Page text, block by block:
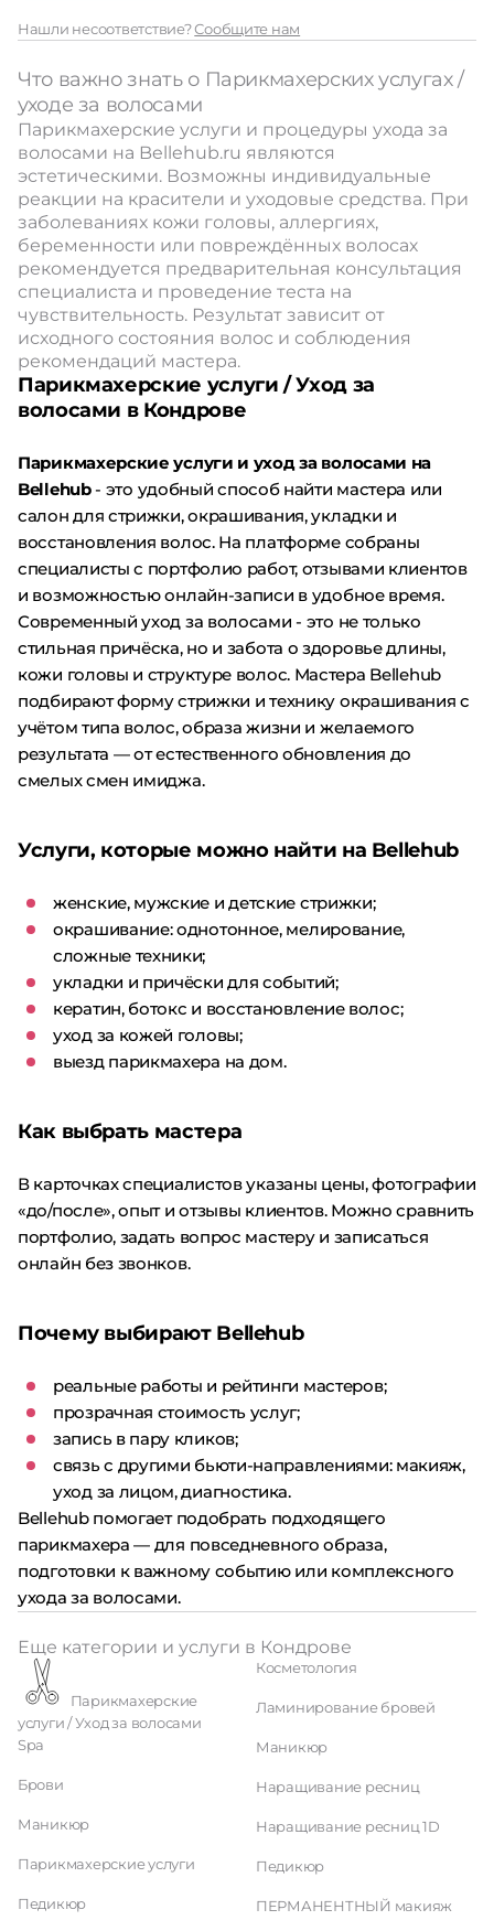
Нашли несоответствие?Сообщите нам
Что важно знать о Парикмахерских услугах /
уходе за волосами
Парикмахерские услуги и процедуры ухода за
волосами на Bellehub.ru являются
эстетическими. Возможны индивидуальные
реакции на красители и уходовые средства. При
заболеваниях кожи головы, аллергиях,
беременности или повреждённых волосах
рекомендуется предварительная консультация
специалиста и проведение теста на
чувствительность. Результат зависит от
исходного состояния волос и соблюдения
рекомендаций мастера.
Парикмахерские услуги / Уход за
волосами в Кондрове
Парикмахерские услуги и уход за волосами на
Bellehub- это удобный способ найти мастера или
салон для стрижки, окрашивания, укладки и
восстановления волос. На платформе собраны
специалисты с портфолио работ, отзывами клиентов
и возможностью онлайн-записи в удобное время.
Современный уход за волосами - это не только
стильная причёска, но и забота о здоровье длины,
кожи головы и структуре волос. Мастера Bellehub
подбирают форму стрижки и технику окрашивания с
учётом типа волос, образа жизни и желаемого
результата — от естественного обновления до
смелых смен имиджа.
Услуги, которые можно найти на Bellehub
женские, мужские и детские стрижки;
окрашивание: однотонное, мелирование,
сложные техники;
укладки и причёски для событий;
кератин, ботокс и восстановление волос;
уход за кожей головы;
выезд парикмахера на дом.
Как выбрать мастера
В карточках специалистов указаны цены, фотографии
«до/после», опыт и отзывы клиентов. Можно сравнить
портфолио, задать вопрос мастеру и записаться
онлайн без звонков.
Почему выбирают Bellehub
реальные работы и рейтинги мастеров;
прозрачная стоимость услуг;
запись в пару кликов;
связь с другими бьюти-направлениями: макияж,
уход за лицом, диагностика.
Bellehub помогает подобрать подходящего
парикмахера — для повседневного образа,
подготовки к важному событию или комплексного
ухода за волосами.
Еще категории и услуги в Кондрове
услуги / Уход за волосами
Spa
Брови
Маникюр
Парикмахерские услуги
Педикюр
Косметология
Ламинирование бровей
Маникюр
Наращивание ресниц
Наращивание ресниц 1D
Педикюр
ПЕРМАНЕНТНЫЙ макияж